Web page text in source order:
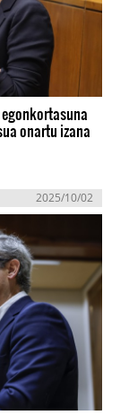
egonkortasuna
onartu izana
2025/10/02